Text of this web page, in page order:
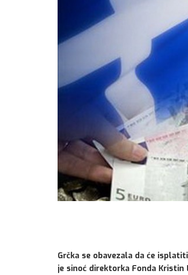
Grčka se obavezala da će
je sinoć direktorka Fonda